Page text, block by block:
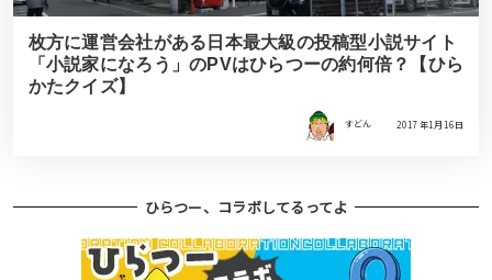
枚方に運営会社がある日本最大級の投稿型小説サイト
「小説家になろう」のPVはひらつーの約何倍？【ひら
かたクイズ】
すどん 2017年1月16日
ひらつー、コラボしてるってよ